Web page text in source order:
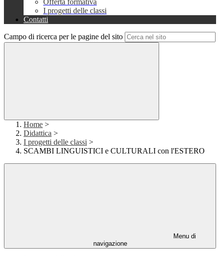
Offerta formativa
I progetti delle classi
Contatti
Campo di ricerca per le pagine del sito
Home >
Didattica >
I progetti delle classi >
SCAMBI LINGUISTICI e CULTURALI con l'ESTERO
Menu di
navigazione